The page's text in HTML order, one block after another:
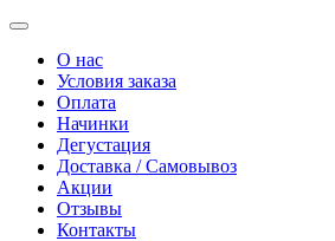
О нас
Условия заказа
Оплата
Начинки
Дегустация
Доставка / Самовывоз
Акции
Отзывы
Контакты